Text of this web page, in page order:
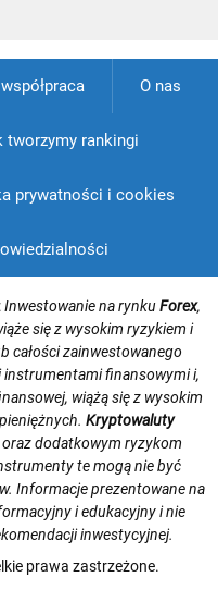
O nas
tworzymy rankingi
prywatności i cookies
:Inwestowanie na rynkuForex,
się z wysokim ryzykiem i
całości zainwestowanego
instrumentami finansowymi i,
wiążą się z wysokim
Kryptowaluty
dodatkowym ryzykom
te mogą nie być
Informacje prezentowane na
i edukacyjny i nie
inwestycyjnej.
prawa zastrzeżone.